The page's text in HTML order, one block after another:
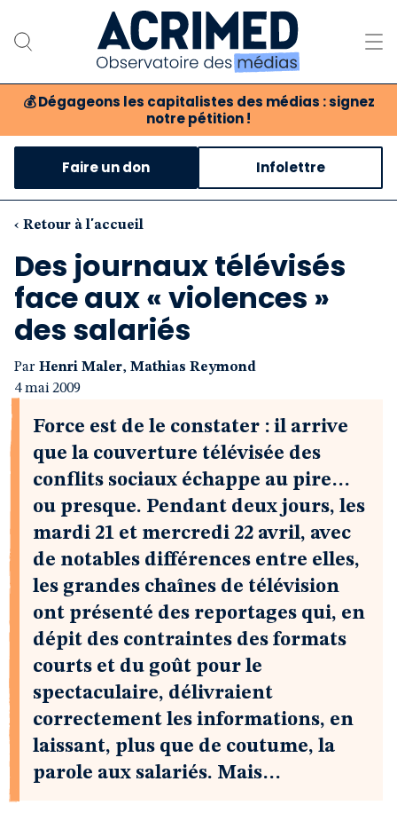
💰 Dégageons les capitalistes des médias : signez
notre pétition !
Notre association
Notre critique des médias
Nos propositions
Notre revue
Boutique
Faire un don Infolettre
‹ Retour à l'accueil
Des journaux télévisés
face aux « violences »
des salariés
Par Henri Maler, Mathias Reymond
4 mai 2009
Force est de le constater : il arrive
que la couverture télévisée des
conflits sociaux échappe au pire…
ou presque. Pendant deux jours, les
mardi 21 et mercredi 22 avril, avec
de notables différences entre elles,
les grandes chaînes de télévision
ont présenté des reportages qui, en
dépit des contraintes des formats
courts et du goût pour le
spectaculaire, délivraient
correctement les informations, en
laissant, plus que de coutume, la
parole aux salariés. Mais…